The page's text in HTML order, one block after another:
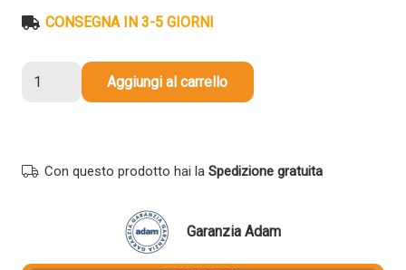
era: è:
CONSEGNA IN 3-5 GIORNI
TK-
Aggiungi al carrello
Con questo prodotto hai la Spedizione gratuita
Garanzia Adam